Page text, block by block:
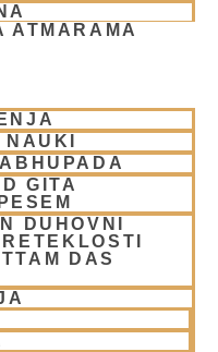
ATMARAMA
GITA
DUHOVNI
DAS
Mini